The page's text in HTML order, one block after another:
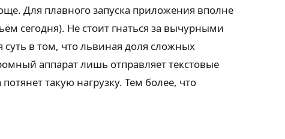
Для плавного запуска приложения вполне
сегодня). Не стоит гнаться за вычурными
в том, что львиная доля сложных
аппарат лишь отправляет текстовые
такую нагрузку. Тем более, что